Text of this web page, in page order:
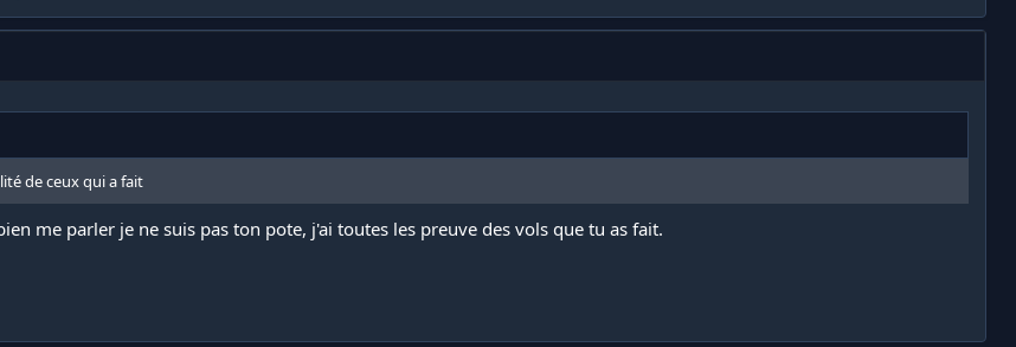
de ceux qui a fait
me parler je ne suis pas ton pote, j'ai toutes les preuve des vols que tu as fait.